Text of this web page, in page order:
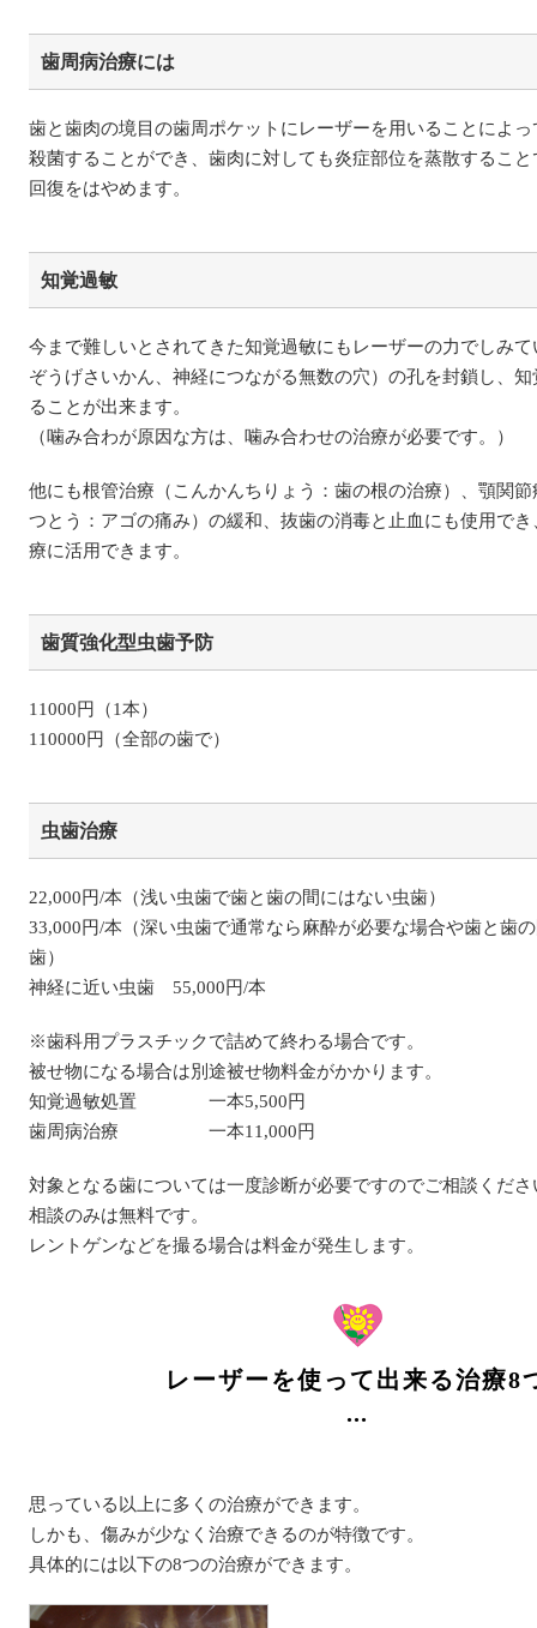
歯周病治療には
歯と歯肉の境目の歯周ポケットにレーザーを用いることによ
殺菌することができ、歯肉に対しても炎症部位を蒸散するこ
回復をはやめます。
知覚過敏
今まで難しいとされてきた知覚過敏にもレーザーの力でしみ
ぞうげさいかん、神経につながる無数の穴）の孔を封鎖し、
ることが出来ます。
（噛み合わが原因な方は、噛み合わせの治療が必要です。）
他にも根管治療（こんかんちりょう：歯の根の治療）、顎関
つとう：アゴの痛み）の緩和、抜歯の消毒と止血にも使用で
療に活用できます。
歯質強化型虫歯予防
11000円（1本）
110000円（全部の歯で）
虫歯治療
22,000円/本（浅い虫歯で歯と歯の間にはない虫歯）
33,000円/本（深い虫歯で通常なら麻酔が必要な場合や歯と歯
歯）
神経に近い虫歯 55,000円/本
※歯科用プラスチックで詰めて終わる場合です。
被せ物になる場合は別途被せ物料金がかかります。
知覚過敏処置 一本5,500円
歯周病治療 一本11,000円
対象となる歯については一度診断が必要ですのでご相談くださ
相談のみは無料です。
レントゲンなどを撮る場合は料金が発生します。
レーザーを使って出来る治療8
思っている以上に多くの治療ができます。
しかも、傷みが少なく治療できるのが特徴です。
具体的には以下の8つの治療ができます。